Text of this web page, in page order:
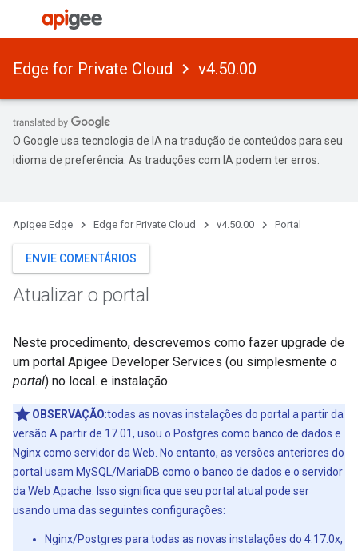
Edge for Private Cloud v4.50.00
O Google usa tecnologia de IA na tradução de conteúdos para seu
idioma de preferência. As traduções com IA podem ter erros.
Apigee Edge Edge for Private Cloud v4.50.00 Portal
ENVIE COMENTÁRIOS
Atualizar o portal
Neste procedimento, descrevemos como fazer upgrade de
um portal Apigee Developer Services (ou simplesmente o
portal) no local. e instalação.
OBSERVAÇÃO:todas as novas instalações do portal a partir da
versão A partir de 17.01, usou o Postgres como banco de dados e
Nginx como servidor da Web. No entanto, as versões anteriores do
portal usam MySQL/MariaDB como o banco de dados e o servidor
da Web Apache. Isso significa que seu portal atual pode ser
usando uma das seguintes configurações:
Nginx/Postgres para todas as novas instalações do 4.17.0x,